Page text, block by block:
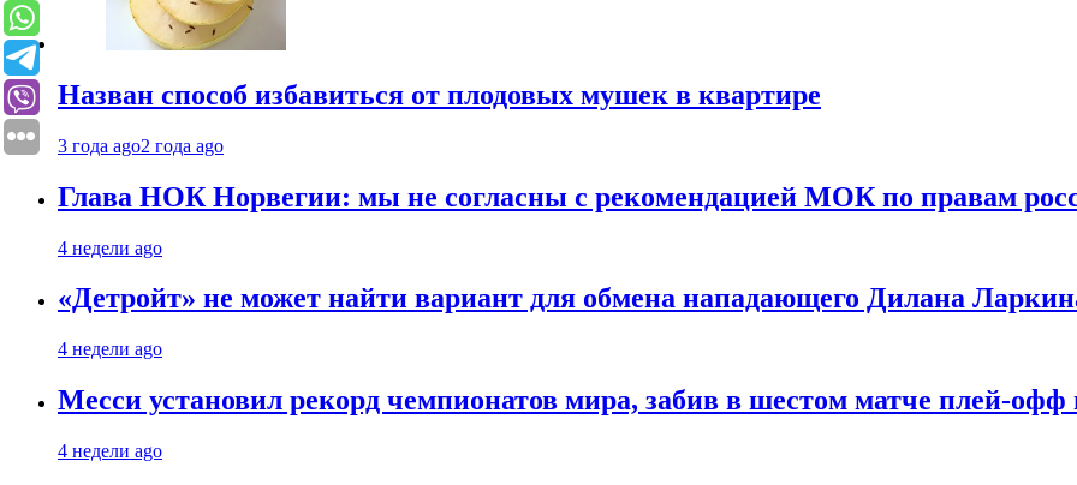
Назван способ избавиться от плодовых мушек в квартире
3 года ago2 года ago
Глава НОК Норвегии: мы не согласны с рекомендацией МОК по правам
4 недели ago
«Детройт» не может найти вариант для обмена нападающего Дилана
4 недели ago
Месси установил рекорд чемпионатов мира, забив в шестом матче плей‑офф
4 недели ago